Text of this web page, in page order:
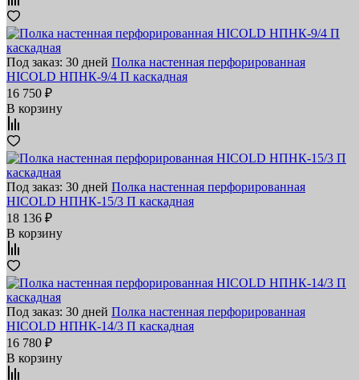
Под заказ: 30 дней Полка настенная перфорированная
HICOLD НПНК-9/4 П каскадная
16 750 ₽
В корзину
Под заказ: 30 дней Полка настенная перфорированная
HICOLD НПНК-15/3 П каскадная
18 136 ₽
В корзину
Под заказ: 30 дней Полка настенная перфорированная
HICOLD НПНК-14/3 П каскадная
16 780 ₽
В корзину